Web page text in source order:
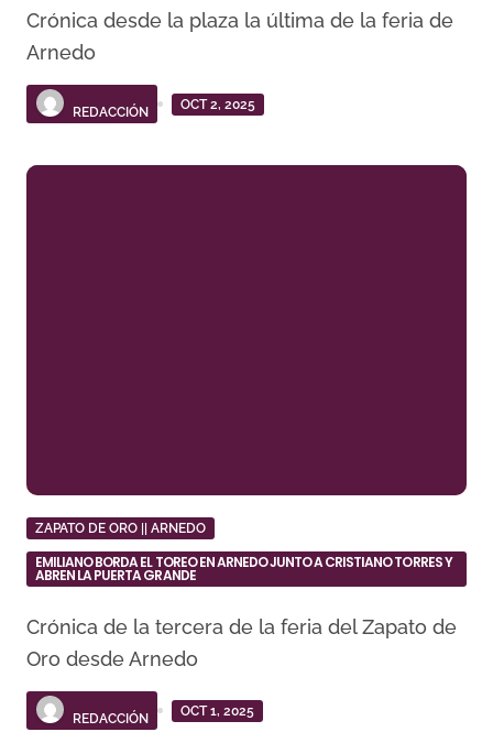
Crónica desde la plaza la última de la feria de
Arnedo
REDACCIÓN
OCT 2, 2025
ZAPATO DE ORO || ARNEDO
EMILIANO BORDA EL TOREO EN ARNEDO JUNTO A CRISTIANO TORRES Y
ABREN LA PUERTA GRANDE
Crónica de la tercera de la feria del Zapato de
Oro desde Arnedo
REDACCIÓN
OCT 1, 2025